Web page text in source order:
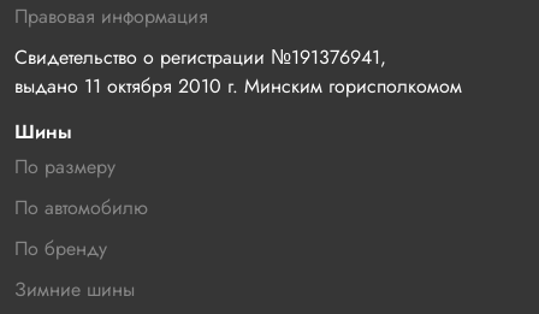
Правовая информация
Свидетельство о регистрации №191376941,
выдано 11 октября 2010 г. Минским горисполкомом
Шины
По размеру
По автомобилю
По бренду
Зимние шины